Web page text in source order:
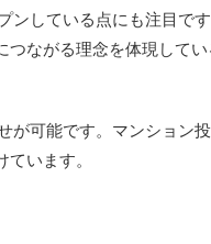
している点にも注目です
つながる理念を体現してい
が可能です。マンション
います。